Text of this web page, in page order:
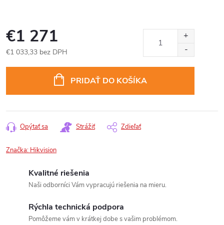
€1 271
€1 033,33 bez DPH
PRIDAŤ DO KOŠÍKA
Opýtať sa Strážiť Zdieľať
Značka: Hikvision
Kvalitné riešenia
Naši odborníci Vám vypracujú riešenia na mieru.
Rýchla technická podpora
Pomôžeme vám v krátkej dobe s vašim problémom.